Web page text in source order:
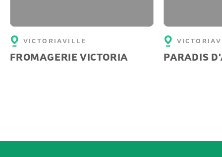
VICTORIAVILLE
FROMAGERIE VICTORIA PARADIS